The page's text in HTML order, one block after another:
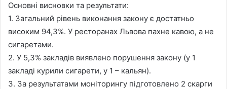
Основні висновки та результати:
1. Загальний рівень виконання закону є достатньо
високим 94,3%. У ресторанах Львова пахне кавою, а не
сигаретами.
2. У 5,3% закладів виявлено порушення закону (у 1
закладі курили сигарети, у 1 – кальян).
3. За результатами моніторингу підготовлено 2 скарги